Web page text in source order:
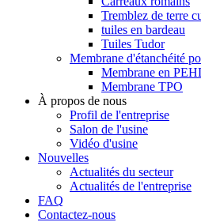
Tremblez de terre
tuiles en bardeau
Tuiles Tudor
Membrane d'étanchéité
Membrane en
Membrane TPO
À propos de nous
Profil de l'entreprise
Salon de l'usine
Vidéo d'usine
Nouvelles
Actualités du secteur
Actualités de l'entreprise
FAQ
Contactez-nous